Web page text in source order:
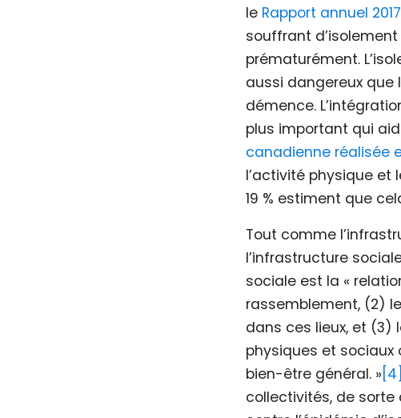
le Rapport annuel
souffrant
prématurément.
aussi dangereux
démence.
plus important qui
canadienne réalisée
l’activité physique et
19 % estiment que
Tout comme
l’infrastructure
sociale est la «
rassemblement, (2)
dans ces lieux, et (3)
physiques et
bien-être général. » [4]
collectivités, de sorte